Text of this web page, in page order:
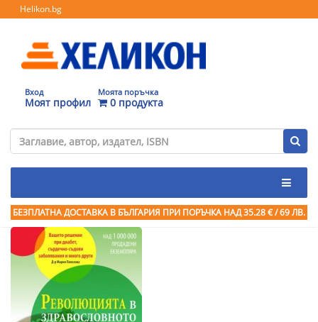
Helikon.bg
Вход
Моят профил
Моята поръчка
0 продукта
БЕЗПЛАТНА ДОСТАВКА В БЪЛГАРИЯ ПРИ ПОРЪЧКА НАД 35.28 € / 69 ЛВ.